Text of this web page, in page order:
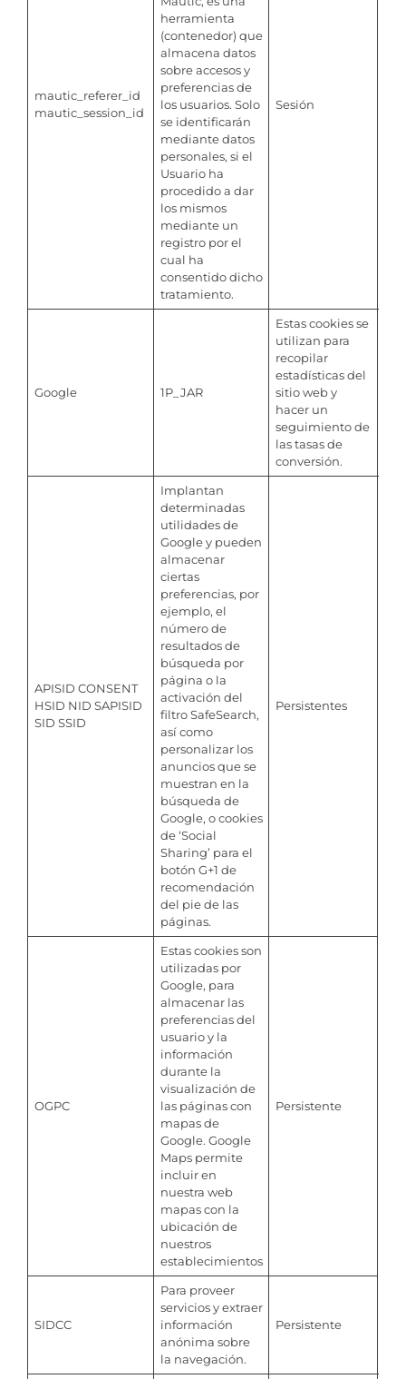
mautic_referer_id
mautic_session_id
herramienta
(contenedor) que
almacena datos
sobre accesos y
preferencias de
los usuarios. Solo
se identificarán
mediante datos
personales, si el
Usuario ha
procedido a dar
los mismos
mediante un
registro por el
cual ha
consentido dicho
tratamiento.
Sesión
Google 1P_JAR
Estas cookies se
utilizan para
recopilar
estadísticas del
sitio web y
hacer un
seguimiento de
las tasas de
conversión.
APISID CONSENT
HSID NID SAPISID
SID SSID
Implantan
determinadas
utilidades de
Google y pueden
almacenar
ciertas
preferencias, por
ejemplo, el
número de
resultados de
búsqueda por
página o la
activación del
filtro SafeSearch,
así como
personalizar los
anuncios que se
muestran en la
búsqueda de
Google, o cookies
de ‘Social
Sharing’ para el
botón G+1 de
recomendación
del pie de las
páginas.
Persistentes
OGPC
Estas cookies son
utilizadas por
Google, para
almacenar las
preferencias del
usuario y la
información
durante la
visualización de
las páginas con
mapas de
Google. Google
Maps permite
incluir en
nuestra web
mapas con la
ubicación de
nuestros
establecimientos
Persistente
SIDCC
Para proveer
servicios y extraer
información
anónima sobre
la navegación.
Persistente